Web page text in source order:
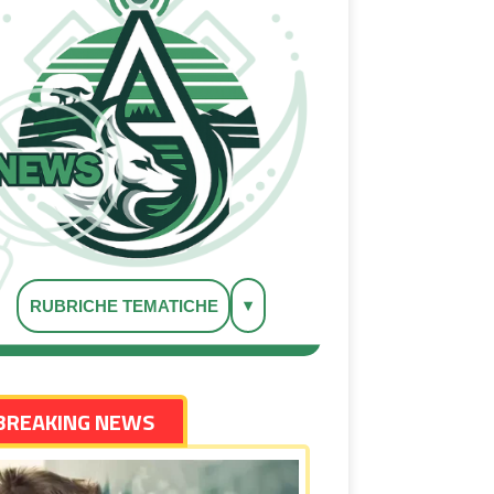
RUBRICHE TEMATICHE ▾
NEWS